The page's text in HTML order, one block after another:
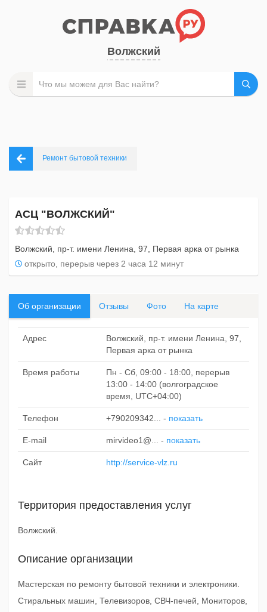
Волжский
Ремонт бытовой техники
АСЦ "ВОЛЖСКИЙ"
Волжский, пр-т. имени Ленина, 97, Первая арка от рынка
открыто, перерыв через 2 часа 12 минут
Об организации Отзывы Фото На карте
Адрес
Волжский, пр-т. имени Ленина, 97,
Первая арка от рынка
Время работы
Пн - Сб, 09:00 - 18:00, перерыв
13:00 - 14:00 (волгоградское
время, UTC+04:00)
Телефон +790209342... - показать
E-mail mirvideo1@... - показать
Сайт http://service-vlz.ru
Территория предоставления услуг
Волжский.
Описание организации
Мастерская по ремонту бытовой техники и электроники.
Стиральных машин, Телевизоров, СВЧ-печей, Мониторов,